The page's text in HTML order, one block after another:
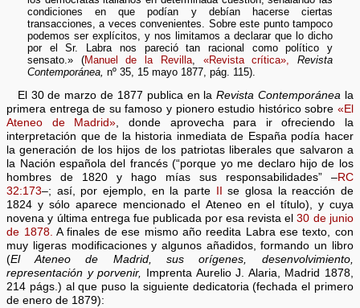
condiciones en que podían y debían hacerse ciertas
transacciones, a veces convenientes. Sobre este punto tampoco
podemos ser explícitos, y nos limitamos a declarar que lo dicho
por el Sr. Labra nos pareció tan racional como político y
sensato.» (Manuel de la Revilla, «Revista crítica»,
Revista
Contemporánea, nº 35, 15 mayo 1877, pág. 115).
El 30 de marzo de 1877 publica en laRevista Contemporánea la
primera entrega de su famoso y pionero estudio histórico sobre «El
Ateneo de Madrid», donde aprovecha para ir ofreciendo la
interpretación que de la historia inmediata de España podía hacer
la generación de los hijos de los patriotas liberales que salvaron a
la Nación española del francés (“porque yo me declaro hijo de los
hombres de 1820 y hago mías sus responsabilidades” –RC
32:173–; así, por ejemplo, en la parte
se glosa la reacción de
1824 y sólo aparece mencionado el Ateneo en el título), y cuya
novena y última entrega fue publicada por esa revista el30 de junio
de 1878. A finales de ese mismo año reedita Labra ese texto, con
muy ligeras modificaciones y algunos añadidos, formando un libro
(El Ateneo de Madrid, sus orígenes, desenvolvimiento,
representación y porvenir, Imprenta Aurelio J. Alaria, Madrid 1878,
214 págs.) al que puso la siguiente dedicatoria (fechada el primero
de enero de 1879):